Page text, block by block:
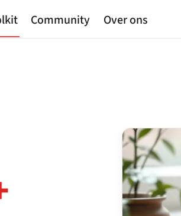
Community Over ons